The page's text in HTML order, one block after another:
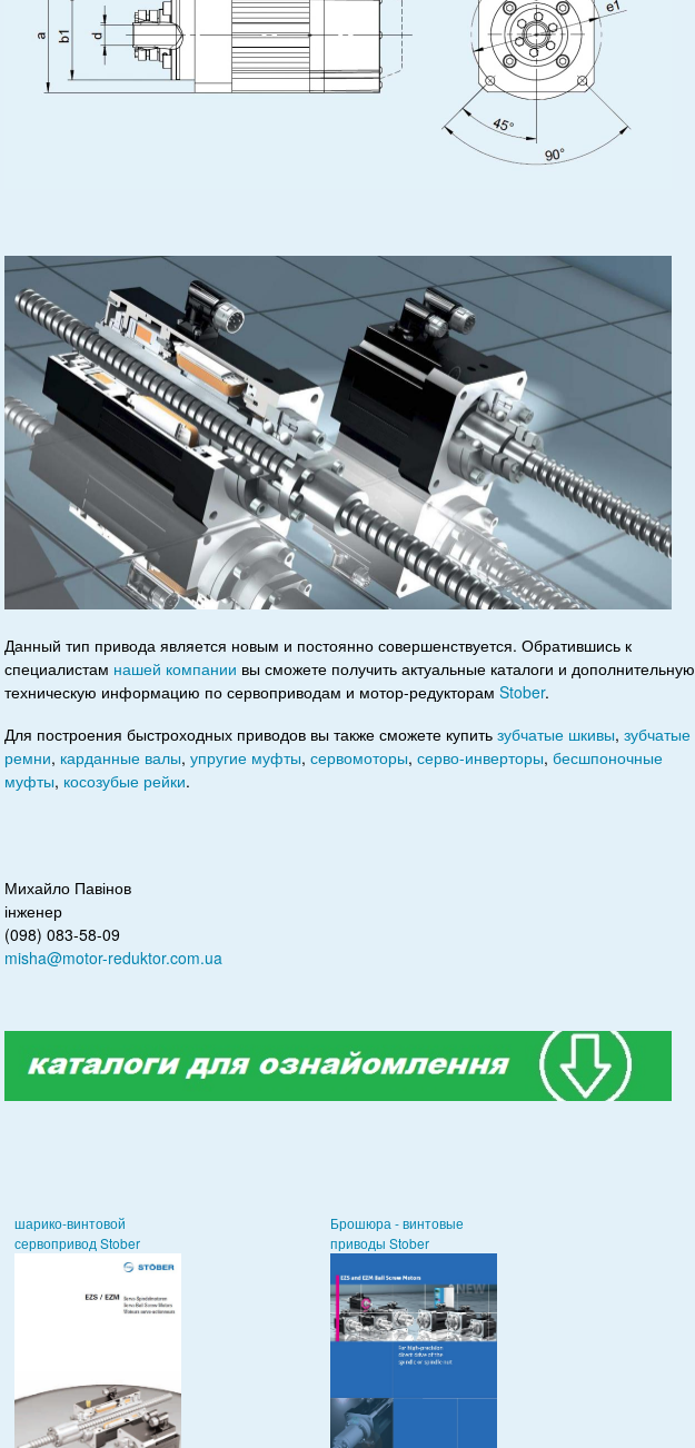
Данный тип привода является новым и постоянно совершенствуется. Обратившись к
специалистам нашей компании вы сможете получить актуальные каталоги и дополнительную
техническую информацию по сервоприводам и мотор-редукторам Stober.
Для построения быстроходных приводов вы также сможете купить зубчатые шкивы, зубчатые
ремни, карданные валы, упругие муфты, сервомоторы, серво-инверторы, бесшпоночные
муфты, косозубые рейки.
Михайло Павінов
інженер
(098) 083-58-09
misha@motor-reduktor.com.ua
шарико-винтовой
сервопривод Stober
Брошюра - винтовые
приводы Stober